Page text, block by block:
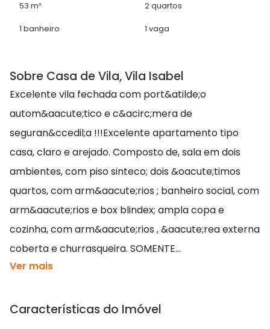
53 m² 2 quartos
1 banheiro 1 vaga
Sobre Casa de Vila, Vila Isabel
Excelente vila fechada com port&atilde;o
autom&aacute;tico e c&acirc;mera de
seguran&ccedil;a !!!Excelente apartamento tipo
casa, claro e arejado. Composto de, sala em dois
ambientes, com piso sinteco; dois &oacute;timos
quartos, com arm&aacute;rios ; banheiro social, com
arm&aacute;rios e box blindex; ampla copa e
cozinha, com arm&aacute;rios , &aacute;rea externa
coberta e churrasqueira. SOMENTE...
Ver mais
Características do Imóvel